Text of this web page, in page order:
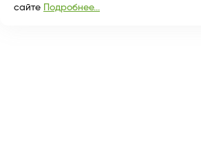
сайте Подробнее...